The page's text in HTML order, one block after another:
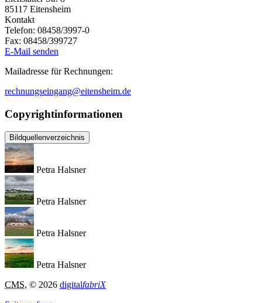
85117 Eitensheim
Kontakt
Telefon: 08458/3997-0
Fax: 08458/399727
E-Mail senden
Mailadresse für Rechnungen:
rechnungseingang@eitensheim.de
Copyrightinformationen
Bildquellenverzeichnis
Petra Halsner
Petra Halsner
Petra Halsner
Petra Halsner
CMS, © 2026 digitalfabriX